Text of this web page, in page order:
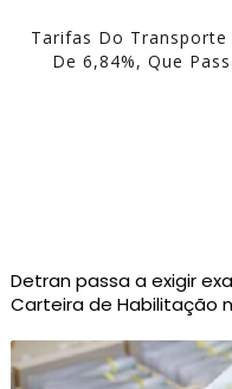
Tarifas Do
De 6,84%, Que
Detran passa a exigir
Carteira de Habilitação